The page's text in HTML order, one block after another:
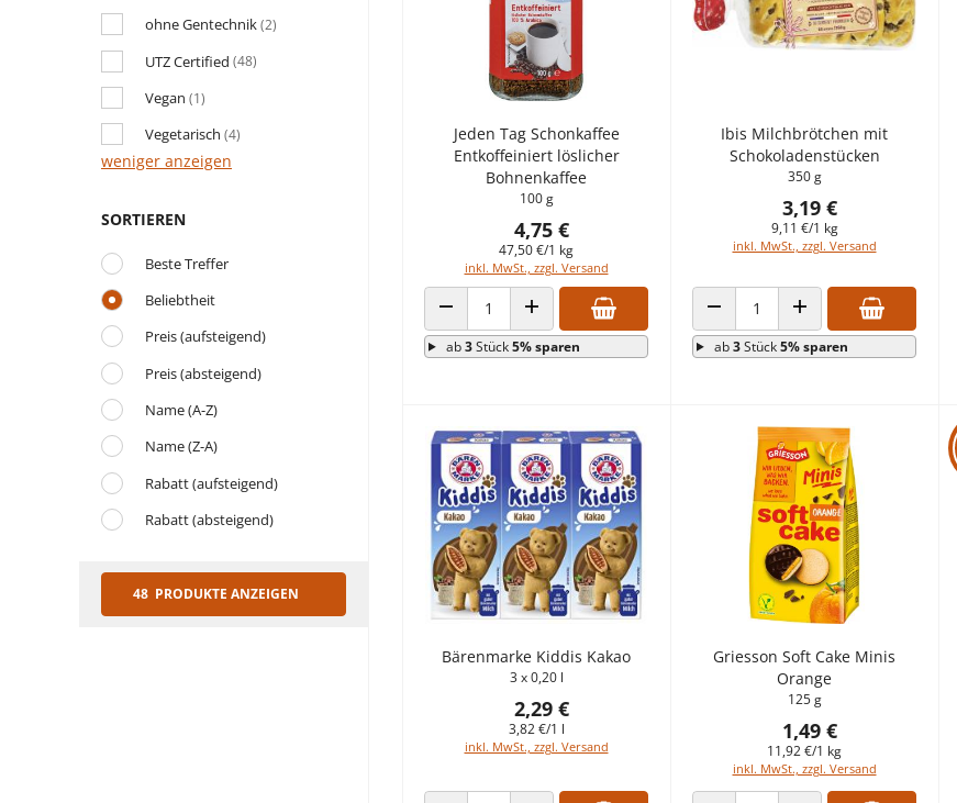
ohne Gentechnik(2)
UTZ Certified (48)
Vegan (1)
Vegetarisch (4)
weniger anzeigen
SORTIEREN
Beste Treffer
Beliebtheit
Preis (aufsteigend)
Preis (absteigend)
Name (A-Z)
Name (Z-A)
Rabatt (aufsteigend)
Rabatt (absteigend)
48 PRODUKTE ANZEIGEN
Jeden Tag Schonkaffee
Entkoffeiniert löslicher
Bohnenkaffee
100 g
4,75 €
47,50 €/1 kg
inkl. MwSt., zzgl. Versand
ANZAHL VERRINGERNANZAHL ERHÖHEN
ab3Stück5% sparen
Ibis Milchbrötchen mit
Schokoladenstücken
350 g
3,19 €
9,11 €/1 kg
inkl. MwSt., zzgl. Versand
ANZAHL VERRINGERNANZAHL ERHÖHEN
ab3Stück5% sparen
Bärenmarke Kiddis Kakao
3 x 0,20 l
2,29 €
3,82 €/1 l
inkl. MwSt., zzgl. Versand
Griesson Soft Cake Minis
Orange
125 g
1,49 €
11,92 €/1 kg
inkl. MwSt., zzgl. Versand